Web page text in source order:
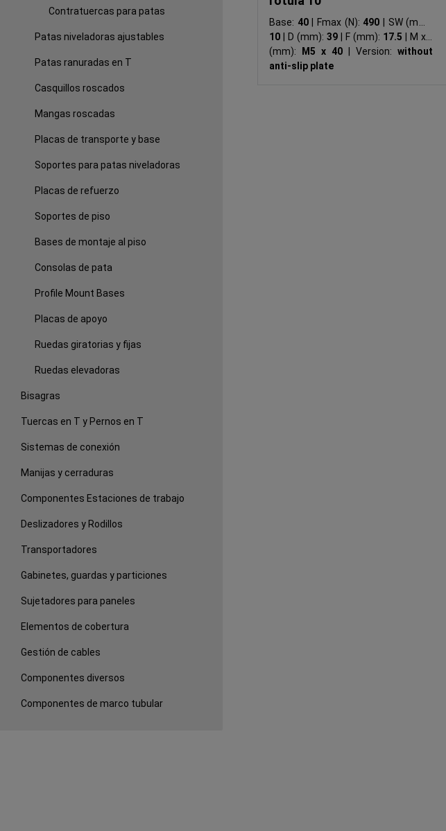
Contratuercas para patas
Patas niveladoras ajustables
Patas ranuradas en T
Casquillos roscados
Mangas roscadas
Placas de transporte y base
Soportes para patas niveladoras
Placas de refuerzo
Soportes de piso
Bases de montaje al piso
Consolas de pata
Profile Mount Bases
Placas de apoyo
Ruedas giratorias y fijas
Ruedas elevadoras
Bisagras
Tuercas en T y Pernos en T
Sistemas de conexión
Manijas y cerraduras
Componentes Estaciones de trabajo
Deslizadores y Rodillos
Transportadores
Gabinetes, guardas y particiones
Sujetadores para paneles
Elementos de cobertura
Gestión de cables
Componentes diversos
Componentes de marco tubular
Base: 40 Fmax (N): 490
SW (mm):
10
D (mm): 39 F (mm): 17.5
M x L
(mm):
M5 x 40 Version:without
anti-slip plate